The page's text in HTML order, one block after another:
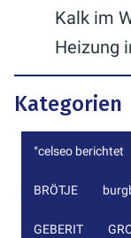
Kalk im
Heizung
Kategorien
°celseo berichtet
BRÖTJE
GEBERIT